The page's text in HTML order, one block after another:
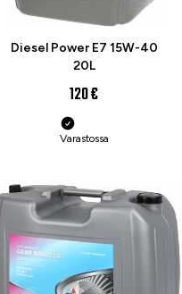
Diesel Power E7 15W-40
20L
120 €
Varastossa